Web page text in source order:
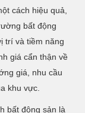
cách hiệu quả,
bất động
trí và tiềm năng
giá cẩn thận về
giá, nhu cầu
khu vực.
bất động sản là